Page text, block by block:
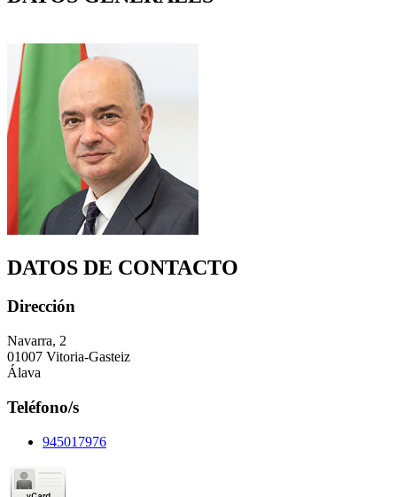
DATOS DE CONTACTO
Dirección
Navarra, 2
01007 Vitoria-Gasteiz
Álava
Teléfono/s
945017976